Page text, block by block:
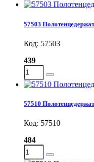
57503
Код: 57503
439
57510
Код: 57510
484